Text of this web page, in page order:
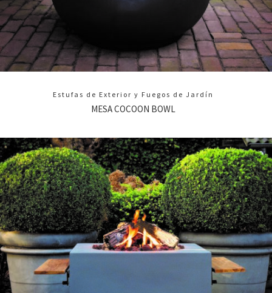
Estufas de Exterior y Fuegos de Jardín
MESA COCOON BOWL